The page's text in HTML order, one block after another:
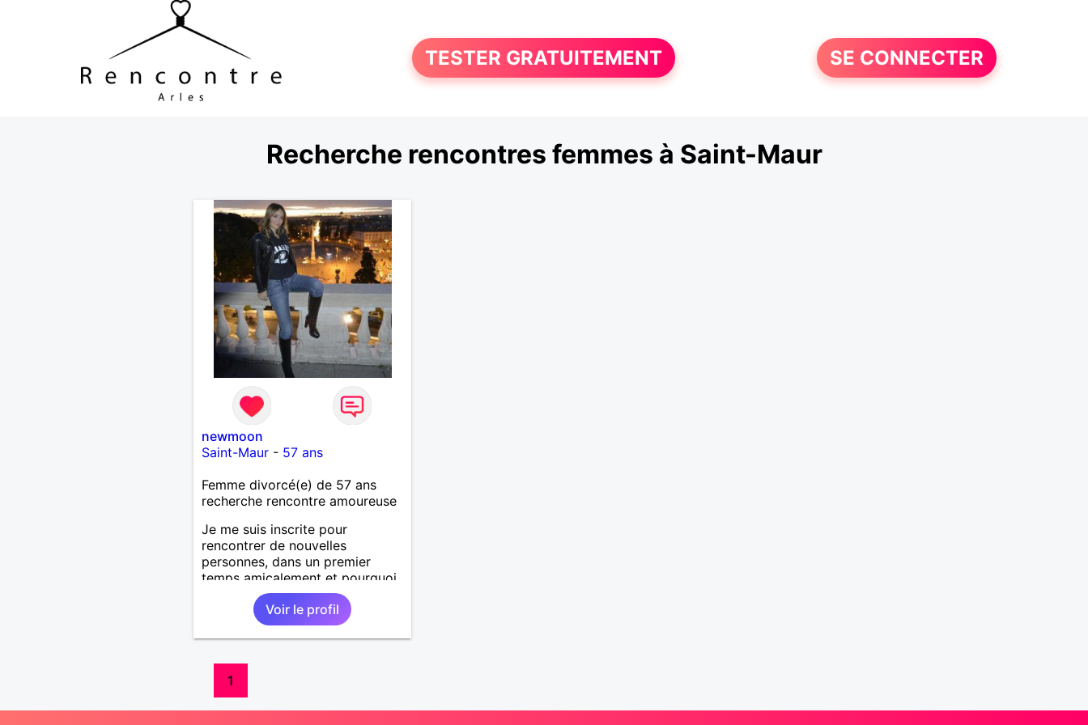
TESTER GRATUITEMENT SE CONNECTER
Recherche rencontres femmes à Saint-Maur
newmoon
Saint-Maur- 57 ans
Femme divorcé(e) de 57 ans
recherche rencontre amoureuse
Je me suis inscrite pour
rencontrer de nouvelles
personnes, dans un premier
temps amicalement et pourquoi
pas plus. Au feeling! De
nouveaux horizons. Je suis de
nature très active, j'aime bouger,
voyager, la musique, la vidéo. Et
découvriras.
Voir le profil
1